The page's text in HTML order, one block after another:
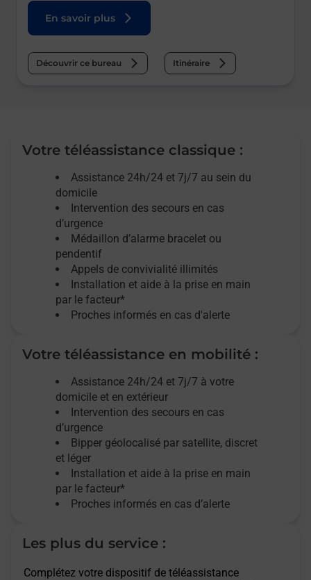
En savoir plus
Découvrir ce bureau Itinéraire
Votre téléassistance classique :
Assistance 24h/24 et 7j/7 au sein du
domicile
Intervention des secours en cas
d’urgence
Médaillon d’alarme bracelet ou
pendentif
Appels de convivialité illimités
Installation et aide à la prise en main
par le facteur*
Proches informés en cas d'alerte
Votre téléassistance en mobilité :
Assistance 24h/24 et 7j/7 à votre
domicile et en extérieur
Intervention des secours en cas
d’urgence
Bipper géolocalisé par satellite, discret
et léger
Installation et aide à la prise en main
par le facteur*
Proches informés en cas d’alerte
Les plus du service :
Complétez votre dispositif de téléassistance